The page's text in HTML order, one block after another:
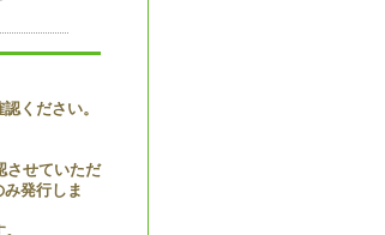
ください。
させていただ
発行しま